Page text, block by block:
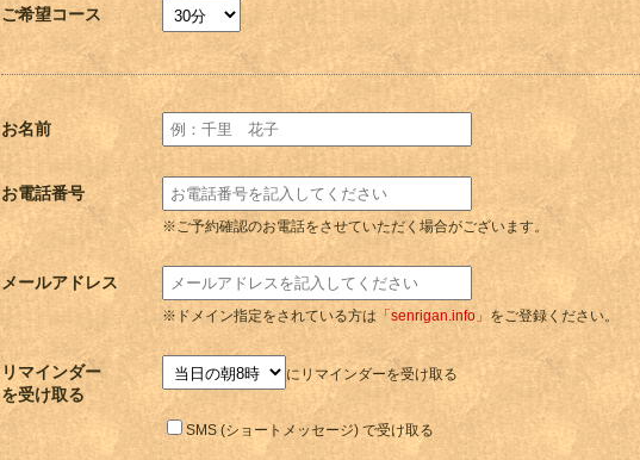
ご希望コース
お名前
お電話番号
※ご予約確認のお電話をさせていただく場合がございます。
メールアドレス
※ドメイン指定をされている方は 「senrigan.info」 をご登録ください。
リマインダー
を受け取る
にリマインダーを受け取る
SMS (ショートメッセージ) で受け取る